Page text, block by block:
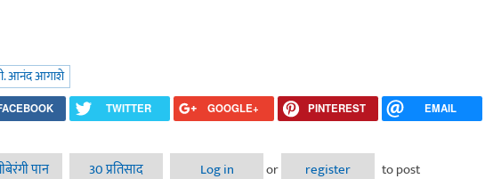
आनंद आगाशे
TWITTER GOOGLE+ PINTEREST EMAIL
सर्व भाषांचा बळी जातोय, ही विचारशक्तीला मारक गोष्ट आहे’ - मुलाखत - श्री. दिलीप पाडगांवकर / श्री. आनंद
पान 30 प्रतिसाद Log in or register to post